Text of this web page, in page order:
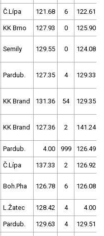
Č.Lípa 121.68 6 122.61
KK Brno 127.93 0 125.90
Semily 129.55 0 124.08
Pardub. 127.35 4 129.33
KK Brand 131.36 54 129.35
KK Brand 127.36 2 141.24
Pardub. 4.00 999 126.49
Č.Lípa 137.33 2 126.92
Boh.Pha 126.78 6 126.08
L.Žatec 128.42 4 4.00
Pardub. 129.63 4 129.51